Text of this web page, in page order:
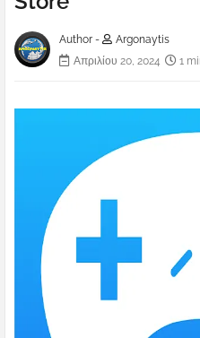
Author -
Argonaytis
Απριλίου 20, 2024
1